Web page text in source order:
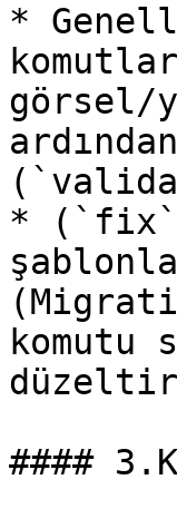
*
görsel/
* (`fix`
####